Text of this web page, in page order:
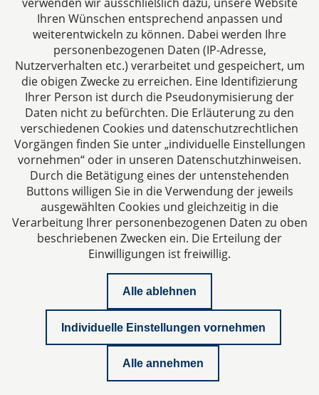
Das europäische Kanzlei-Netzwerk
Impressum
Datenschutzerklärung
Newsletter
Ihren Wünschen entsprechend anpassen und
weiterentwickeln zu können. Dabei werden Ihre
personenbezogenen Daten (IP-Adresse,
Nutzerverhalten etc.) verarbeitet und gespeichert, um
die obigen Zwecke zu erreichen. Eine Identifizierung
Ihrer Person ist durch die Pseudonymisierung der
Daten nicht zu befürchten. Die Erläuterung zu den
verschiedenen Cookies und datenschutzrechtlichen
Vorgängen finden Sie unter „individuelle Einstellungen
vornehmen“ oder in unseren Datenschutzhinweisen.
Durch die Betätigung eines der untenstehenden
Buttons willigen Sie in die Verwendung der jeweils
ausgewählten Cookies und gleichzeitig in die
Verarbeitung Ihrer personenbezogenen Daten zu oben
beschriebenen Zwecken ein. Die Erteilung der
Einwilligungen ist freiwillig.
Alle ablehnen
Individuelle Einstellungen vornehmen
Alle annehmen